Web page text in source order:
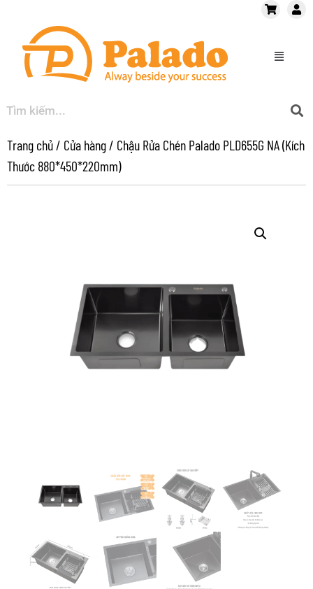
Trang chủ/ Cửa hàng/ Chậu Rửa Chén Palado PLD655G NA (Kích
Thước 880*450*220mm)